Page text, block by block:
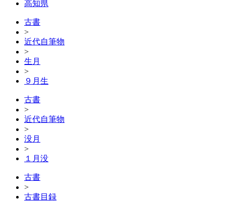
高知県
古書
>
近代自筆物
>
生月
>
９月生
古書
>
近代自筆物
>
没月
>
１月没
古書
>
古書目録